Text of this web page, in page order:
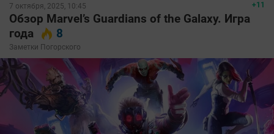
+11
7 октября, 2025, 10:45
Обзор Marvel’s Guardians of the Galaxy. Игра
года
8
Заметки Погорского